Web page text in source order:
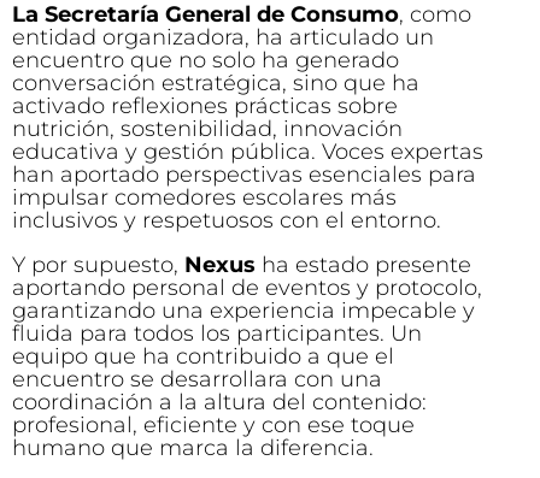
La Secretaría General de Consumo, como
entidad organizadora, ha articulado un
encuentro que no solo ha generado
conversación estratégica, sino que ha
activado reflexiones prácticas sobre
nutrición, sostenibilidad, innovación
educativa y gestión pública. Voces expertas
han aportado perspectivas esenciales para
impulsar comedores escolares más
inclusivos y respetuosos con el entorno.
Y por supuesto, Nexus ha estado presente
aportando personal de eventos y protocolo,
garantizando una experiencia impecable y
fluida para todos los participantes. Un
equipo que ha contribuido a que el
encuentro se desarrollara con una
coordinación a la altura del contenido:
profesional, eficiente y con ese toque
humano que marca la diferencia.